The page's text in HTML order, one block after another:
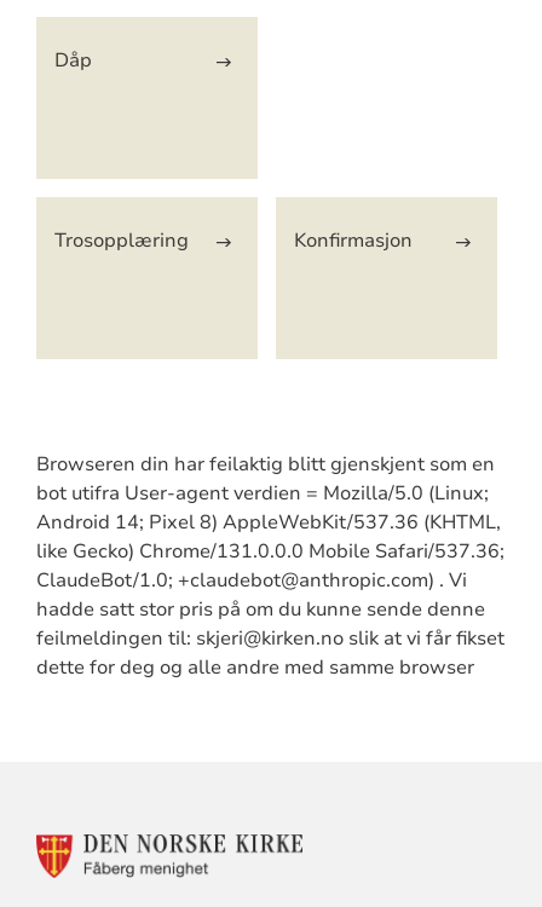
Dåp
Trosopplæring Konfirmasjon
Browseren din har feilaktig blitt gjenskjent som en
bot utifra User-agent verdien = Mozilla/5.0 (Linux;
Android 14; Pixel 8) AppleWebKit/537.36 (KHTML,
like Gecko) Chrome/131.0.0.0 Mobile Safari/537.36;
ClaudeBot/1.0; +claudebot@anthropic.com) . Vi
hadde satt stor pris på om du kunne sende denne
feilmeldingen til: skjeri@kirken.no slik at vi får fikset
dette for deg og alle andre med samme browser
KONTAKTINFORMASJON